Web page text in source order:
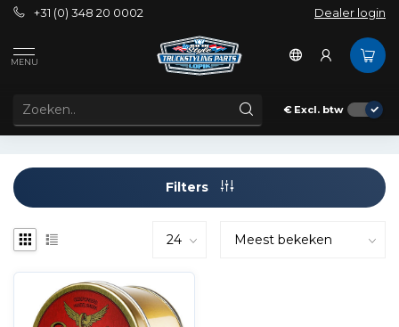
+31 (0) 348 20 0002 Dealer login
MENU
€ Excl. btw
Tags
PRODUCTEN GETAGD MET 150ML
Filters